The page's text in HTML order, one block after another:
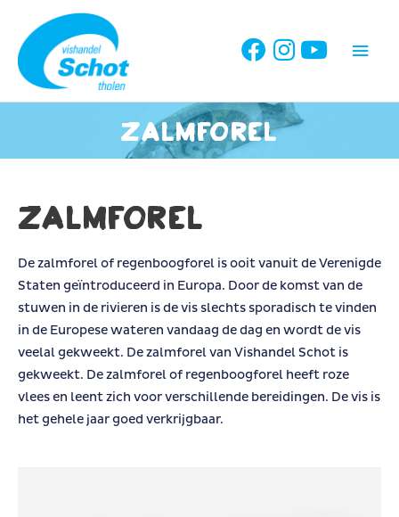
inhoud
Zalmforel
Zalmforel
De zalmforel of regenboogforel is ooit vanuit de Verenigde
Staten geïntroduceerd in Europa. Door de komst van de
stuwen in de rivieren is de vis slechts sporadisch te vinden
in de Europese wateren vandaag de dag en wordt de vis
veelal gekweekt. De zalmforel van Vishandel Schot is
gekweekt. De zalmforel of regenboogforel heeft roze
vlees en leent zich voor verschillende bereidingen. De vis is
het gehele jaar goed verkrijgbaar.